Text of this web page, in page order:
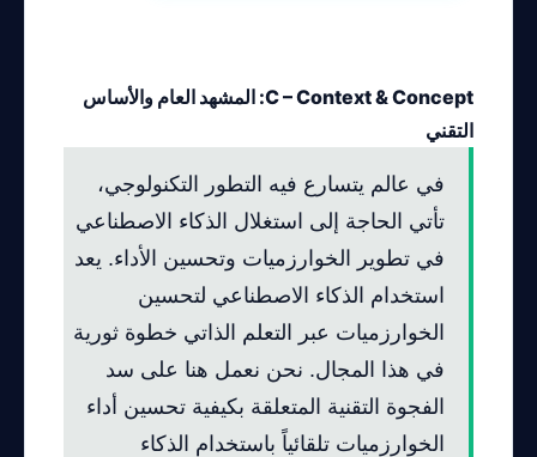
C – Context & Concept: المشهد العام والأساس
التقني
في عالم يتسارع فيه التطور التكنولوجي،
تأتي الحاجة إلى استغلال الذكاء الاصطناعي
في تطوير الخوارزميات وتحسين الأداء. يعد
استخدام الذكاء الاصطناعي لتحسين
الخوارزميات عبر التعلم الذاتي خطوة ثورية
في هذا المجال. نحن نعمل هنا على سد
الفجوة التقنية المتعلقة بكيفية تحسين أداء
الخوارزميات تلقائياً باستخدام الذكاء